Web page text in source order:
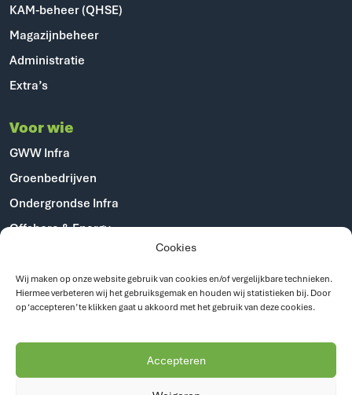
Cookies
Wij maken op onze website gebruik van cookies en/of vergelijkbare technieken.
Hiermee verbeteren wij het gebruiksgemak en houden wij statistieken bij. Door
op ‘accepteren’ te klikken gaat u akkoord met het gebruik van deze cookies.
Accepteren
KAM-beheer (QHSE)
Magazijnbeheer
Administratie
Extra’s
Voor wie
GWW Infra
Groenbedrijven
Ondergrondse Infra
Offshore & Energy
Industriële dienstverlening
Gemeenten
Over ons
Vacatures